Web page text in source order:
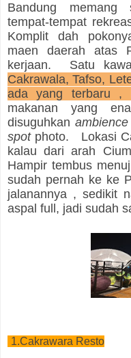
Bandung memang
tempat-tempat
Komplit dah
maen daerah atas
kerjaan. Satu
Cakrawala, Tafso,
ada yang terbaru ,
makanan yang
disuguhkan ambience
spotphoto. Lokasi
kalau dari arah
Hampir tembus
sudah pernah ke ke
jalanannya , sedikit
aspal full, jadi sudah
1.Cakrawara Resto